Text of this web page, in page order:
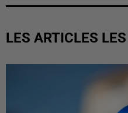
LES ARTICLES